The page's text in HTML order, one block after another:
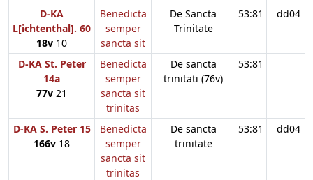
D-KA
L[ichtenthal]. 60
18v 10
Benedicta
semper
sancta sit
De Sancta
Trinitate
53:81 dd04
D-KA St. Peter
14a
77v 21
Benedicta
semper
sancta sit
trinitas
De sancta
trinitati (76v)
53:81
D-KA S. Peter 15
166v 18
Benedicta
semper
sancta sit
trinitas
De sancta
trinitate
53:81 dd04